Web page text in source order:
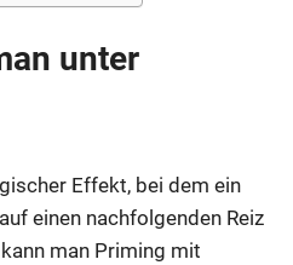
unter
Effekt, bei dem ein
einen nachfolgenden Reiz
man Priming mit